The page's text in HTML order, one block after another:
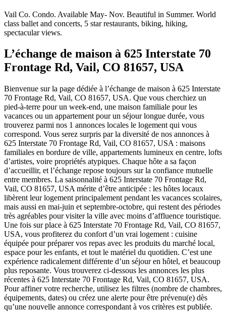
Vail Co. Condo. Available May- Nov. Beautiful in Summer. World
class ballet and concerts, 5 star restaurants, biking, hiking,
spectacular views.
L’échange de maison à 625 Interstate 70
Frontage Rd, Vail, CO 81657, USA
Bienvenue sur la page dédiée à l’échange de maison à 625 Interstate
70 Frontage Rd, Vail, CO 81657, USA. Que vous cherchiez un
pied-à-terre pour un week-end, une maison familiale pour les
vacances ou un appartement pour un séjour longue durée, vous
trouverez parmi nos 1 annonces locales le logement qui vous
correspond. Vous serez surpris par la diversité de nos annonces à
625 Interstate 70 Frontage Rd, Vail, CO 81657, USA : maisons
familiales en bordure de ville, appartements lumineux en centre, lofts
d’artistes, voire propriétés atypiques. Chaque hôte a sa façon
d’accueillir, et l’échange repose toujours sur la confiance mutuelle
entre membres. La saisonnalité à 625 Interstate 70 Frontage Rd,
Vail, CO 81657, USA mérite d’être anticipée : les hôtes locaux
libèrent leur logement principalement pendant les vacances scolaires,
mais aussi en mai-juin et septembre-octobre, qui restent des périodes
très agréables pour visiter la ville avec moins d’affluence touristique.
Une fois sur place à 625 Interstate 70 Frontage Rd, Vail, CO 81657,
USA, vous profiterez du confort d’un vrai logement : cuisine
équipée pour préparer vos repas avec les produits du marché local,
espace pour les enfants, et tout le matériel du quotidien. C’est une
expérience radicalement différente d’un séjour en hôtel, et beaucoup
plus reposante. Vous trouverez ci-dessous les annonces les plus
récentes à 625 Interstate 70 Frontage Rd, Vail, CO 81657, USA.
Pour affiner votre recherche, utilisez les filtres (nombre de chambres,
équipements, dates) ou créez une alerte pour être prévenu(e) dès
qu’une nouvelle annonce correspondant à vos critères est publiée.